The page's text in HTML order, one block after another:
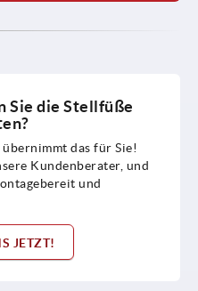
Sie die Stellfüße
das für Sie!
Kundenberater, und
und
JETZT!